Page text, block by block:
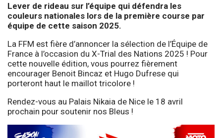
Lever de rideau sur l’équipe qui défendra les
couleurs nationales lors de la première course par
équipe de cette saison 2025.
La FFM est fière d’annoncer la sélection de l’Équipe de
France à l’occasion du X-Trial des Nations 2025 ! Pour
cette nouvelle édition, vous pourrez fièrement
encourager Benoit Bincaz et Hugo Dufrese qui
porteront haut le maillot tricolore !
Rendez-vous au Palais Nikaia de Nice le 18 avril
prochain pour soutenir nos Bleus !